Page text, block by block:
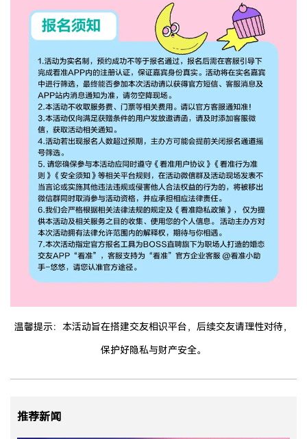
温馨提示：本活动旨在搭建交友相识平台，后续交友请理性对待，
保护好隐私与财产安全。
推荐新闻